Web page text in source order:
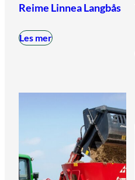
Reime Linnea Langbås
Les mer